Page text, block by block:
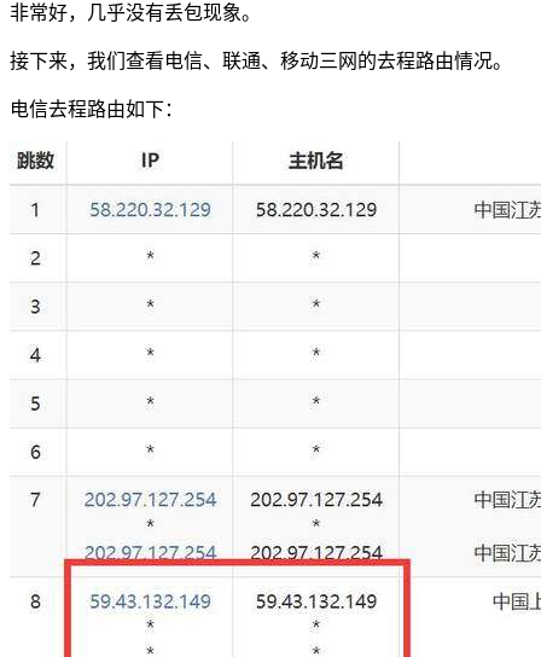
非常好，几乎没有丢包现象。
接下来，我们查看电信、联通、移动三网的去程路由情况。
电信去程路由如下：